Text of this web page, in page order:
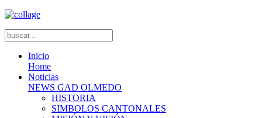
Inicio
Home
Noticias
NEWS GAD OLMEDO
HISTORIA
SIMBOLOS CANTONALES